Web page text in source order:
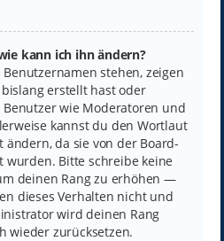
kann ich ihn ändern?
stehen, zeigen
erstellt hast oder
wie Moderatoren und
kannst du den Wortlaut
ändern, da sie von der Board-
Bitte schreibe keine
deinen Rang zu erhöhen —
dieses Verhalten nicht und
wird deinen Rang
wieder zurücksetzen.